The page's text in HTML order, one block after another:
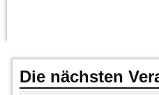
Die nächsten